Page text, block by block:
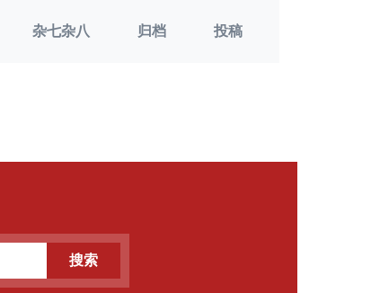
杂七杂八 归档 投稿
搜索